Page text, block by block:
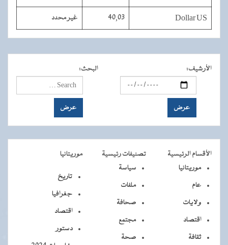
Dollar US
40,03 غير محدد
الأرشيف: البحث:
الأقسام الرئيسية تصنيفات رئيسية
موريتانيا
موريتانيا
عام
ولايات
اقتصاد
ثقافة
سياسة
ملفات
صحافة
مجتمع
صحة
تاريخ
جغرافيا
اقتصاد
دستور